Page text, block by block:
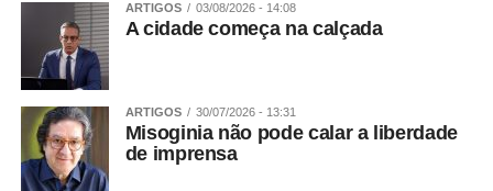
Dúvidas
Tem dúvidas sobre as coletas? Acione o Eco Sorriso
pelo 66 99690-1823.
Fonte:Prefeitura de Sorriso – MT
ARTIGOS 03/08/2026 - 14:08
A cidade começa na calçada
ARTIGOS 30/07/2026 - 13:31
Misoginia não pode calar a liberdade
de imprensa